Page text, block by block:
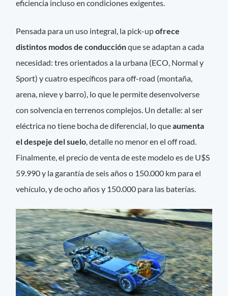
eficiencia incluso en condiciones exigentes.
Pensada para un uso integral, la pick-upofrece
distintos modos de conducciónque se adaptan a cada
necesidad: tres orientados a la urbana (ECO, Normal y
Sport) y cuatro específicos para off-road (montaña,
arena, nieve y barro), lo que le permite desenvolverse
con solvencia en terrenos complejos. Un detalle: al ser
eléctrica no tiene bocha de diferencial, lo queaumenta
el despeje del suelo, detalle no menor en el off road.
Finalmente, el precio de venta de este modelo es de U$S
59.990 y la garantía de seis años o 150.000 km para el
vehículo, y de ocho años y 150.000 para las baterías.